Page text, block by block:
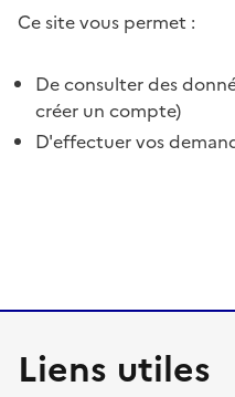
Ce site vous permet :
De consulter des
créer un compte)
D'effectuer vos
Liens utiles